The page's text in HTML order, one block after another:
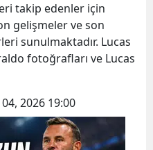
takip edenler için
gelişmeler ve son
sunulmaktadır. Lucas
fotoğrafları ve Lucas
2026 19:00